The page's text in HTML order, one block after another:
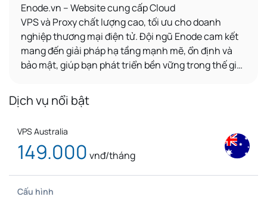
Enode.vn – Websitecung cấpCloud
VPSvà Proxychất lượng cao, tối ưu chodoanh
nghiệp thương mại điện tử. Đội ngũ Enode cam kết
mang đến giải pháp hạ tầng mạnh mẽ, ổn định và
bảo mật, giúp bạn phát triển bền vững trong thế giới
Dịch vụ nổi bật
VPS Australia
149.000 vnđ/tháng
Cấu hình